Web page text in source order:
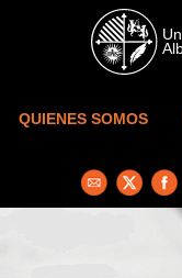
Skip to main content
QUIENES SOMOS